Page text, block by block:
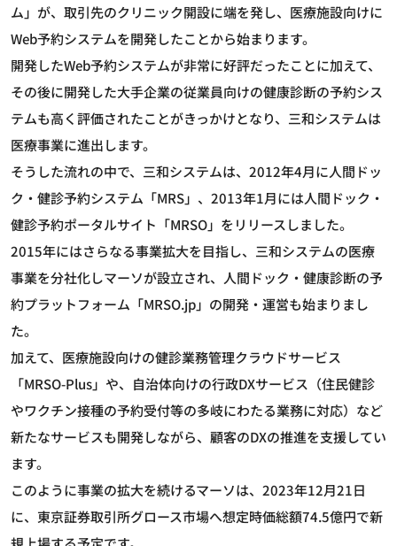
ム」が、取引先のクリニック開設に端を発し、医療施設向けに
Web予約システムを開発したことから始まります。
開発したWeb予約システムが非常に好評だったことに加えて、
その後に開発した大手企業の従業員向けの健康診断の予約シス
テムも高く評価されたことがきっかけとなり、三和システムは
医療事業に進出します。
そうした流れの中で、三和システムは、2012年4月に人間ドッ
ク・健診予約システム「MRS」、2013年1月には人間ドック・
健診予約ポータルサイト「MRSO」をリリースしました。
2015年にはさらなる事業拡大を目指し、三和システムの医療
事業を分社化しマーソが設立され、人間ドック・健康診断の予
約プラットフォーム「MRSO.jp」の開発・運営も始まりまし
た。
加えて、医療施設向けの健診業務管理クラウドサービス
「MRSO-Plus」や、自治体向けの行政DXサービス（住民健診
やワクチン接種の予約受付等の多岐にわたる業務に対応）など
新たなサービスも開発しながら、顧客のDXの推進を支援してい
ます。
このように事業の拡大を続けるマーソは、2023年12月21日
に、東京証券取引所グロース市場へ想定時価総額74.5億円で新